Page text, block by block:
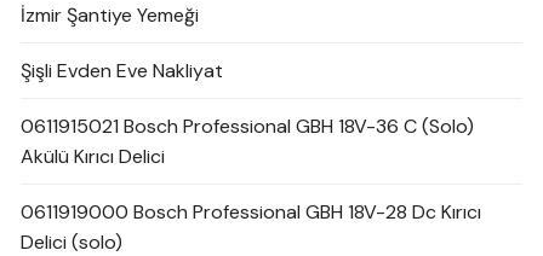
İzmir Şantiye Yemeği
Şişli Evden Eve Nakliyat
0611915021 Bosch Professional GBH 18V-36 C (Solo)
Akülü Kırıcı Delici
0611919000 Bosch Professional GBH 18V-28 Dc Kırıcı
Delici (solo)